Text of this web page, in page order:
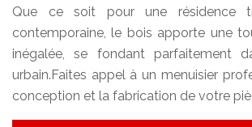
Que ce soit pour une résidence
contemporaine, le bois apporte une
inégalée, se fondant parfaitement
urbain.Faites appel à un menuisier
conception et la fabrication de votre